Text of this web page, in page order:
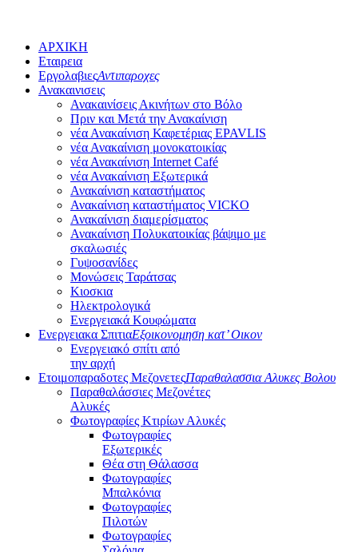
ΑΡΧΙΚΗ
Εταιρεια
ΕργολαβιεςΑντιπαροχες
Ανακαινισεις
Ανακαινίσεις Ακινήτων στο Βόλο
Πριν και Μετά την Ανακαίνιση
νέα Ανακαίνιση Καφετέριας EPAVLIS
νέα Ανακαίνιση μονοκατοικίας
νέα Ανακαίνιση Internet Café
νέα Ανακαίνιση Εξωτερικά
Ανακαίνιση καταστήματος
Ανακαίνιση καταστήματος VICKO
Ανακαίνιση διαμερίσματος
Ανακαίνιση Πολυκατοικίας βάψιμο με
σκαλωσιές
Γυψοσανίδες
Μονώσεις Ταράτσας
Κιoσκια
Ηλεκτρολογικά
Ενεργειακά Κουφώματα
Ενεργειακα ΣπιτιαΕξοικονομηση κατ’ Οικον
Ενεργειακό σπίτι από
την αρχή
Ετοιμοπαραδοτες ΜεζονετεςΠαραθαλασσια Αλυκες Βολου
Παραθαλάσσιες Μεζονέτες
Αλυκές
Φωτογραφίες Κτιρίων Αλυκές
Φωτογραφίες
Εξωτερικές
Θέα στη Θάλασσα
Φωτογραφίες
Μπαλκόνια
Φωτογραφίες
Πιλοτών
Φωτογραφίες